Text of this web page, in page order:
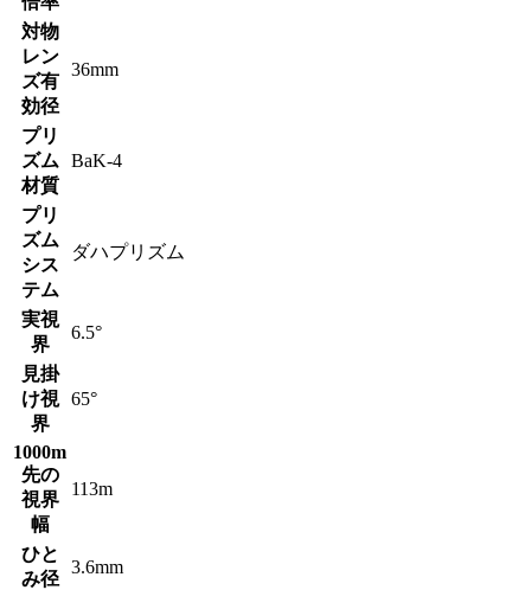
対物
レン
ズ有
効径
36mm
プリ
ズム
材質
BaK-4
プリ
ズム
シス
テム
ダハプリズム
実視
界
6.5°
見掛
け視
界
65°
1000m
先の
視界
幅
113m
ひと
み径
3.6mm